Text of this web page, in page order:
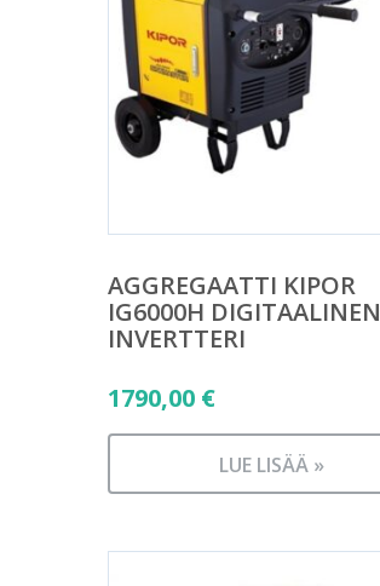
AGGREGAATTI KIPOR
IG6000H DIGITAALINEN
INVERTTERI
1790,00 €
LUE LISÄÄ »